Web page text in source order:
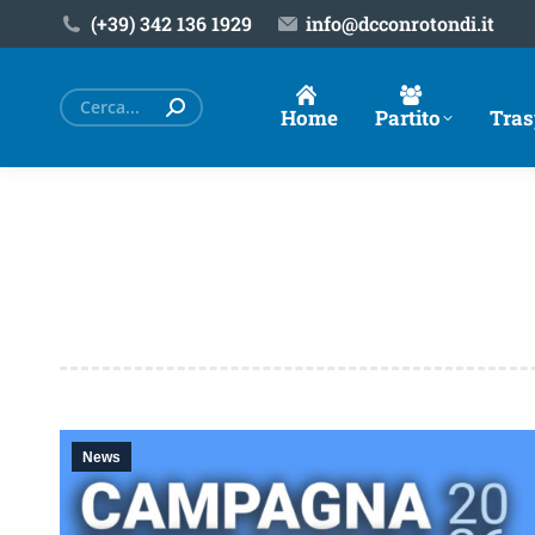
(+39) ‎342 136 1929 info@dcconrotondi.it
Home Partito
Cerca:
News